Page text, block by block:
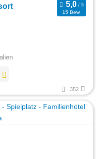
15 Bew.
352